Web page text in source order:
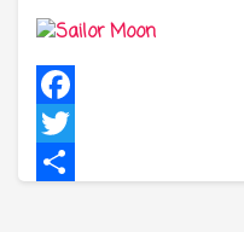
Facebook
Twitter